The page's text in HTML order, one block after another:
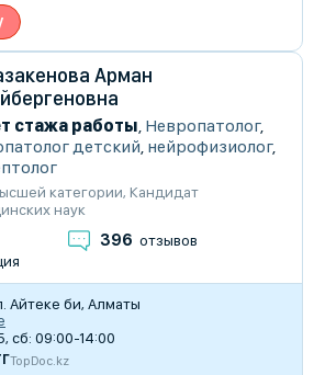
Арман
стажа работы, Невропатолог,
детский, нейрофизиолог,
категории, Кандидат
наук
396 отзывов
Айтеке би, Алматы
сб: 09:00-14:00
TopDoc.kz